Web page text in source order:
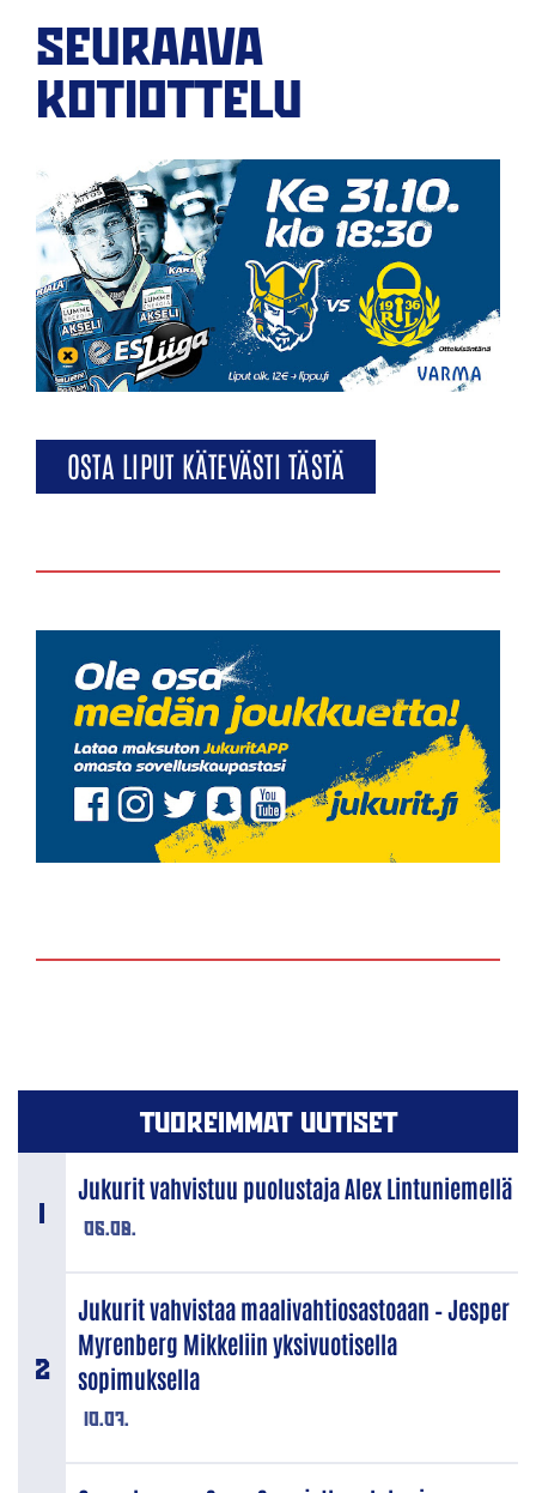
SEURAAVA
KOTIOTTELU
OSTA LIPUT KÄTEVÄSTI TÄSTÄ
TUOREIMMAT UUTISET
06.08.
Jukurit vahvistuu puolustaja Alex Lintuniemellä
10.07.
Jukurit vahvistaa maalivahtiosastoaan – Jesper
Myrenberg Mikkeliin yksivuotisella
sopimuksella